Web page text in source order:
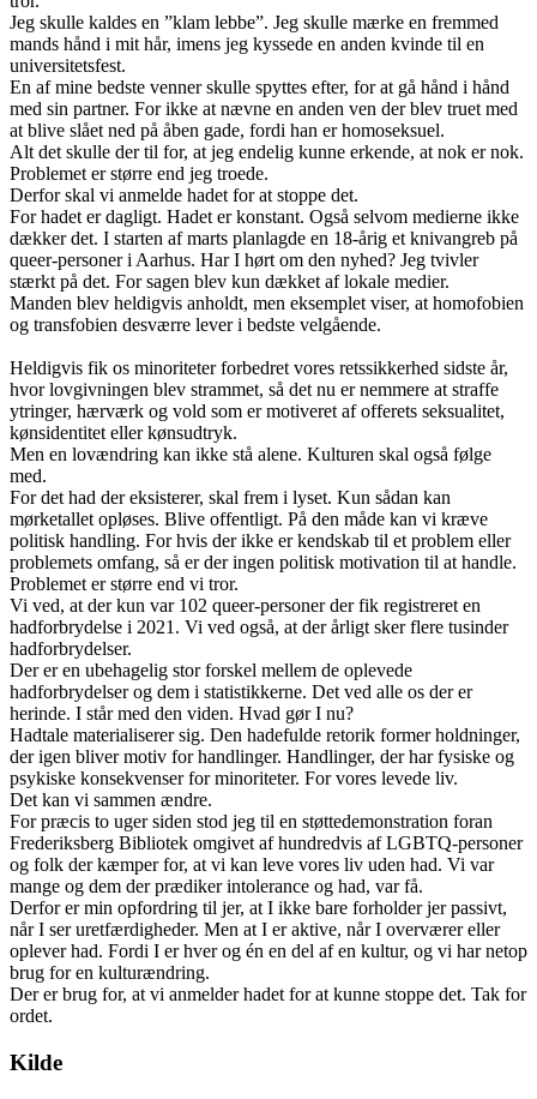
Jeg skulle kaldes en ”klam lebbe”. Jeg skulle mærke en fremmed
mands hånd i mit hår, imens jeg kyssede en anden kvinde til en
universitetsfest.
En af mine bedste venner skulle spyttes efter, for at gå hånd i hånd
med sin partner. For ikke at nævne en anden ven der blev truet med
at blive slået ned på åben gade, fordi han er homoseksuel.
Alt det skulle der til for, at jeg endelig kunne erkende, at nok er nok.
Problemet er større end jeg troede.
Derfor skal vi anmelde hadet for at stoppe det.
For hadet er dagligt. Hadet er konstant. Også selvom medierne ikke
dækker det. I starten af marts planlagde en 18-årig et knivangreb på
queer-personer i Aarhus. Har I hørt om den nyhed? Jeg tvivler
stærkt på det. For sagen blev kun dækket af lokale medier.
Manden blev heldigvis anholdt, men eksemplet viser, at homofobien
og transfobien desværre lever i bedste velgående.
Heldigvis fik os minoriteter forbedret vores retssikkerhed sidste år,
hvor lovgivningen blev strammet, så det nu er nemmere at straffe
ytringer, hærværk og vold som er motiveret af offerets seksualitet,
kønsidentitet eller kønsudtryk.
Men en lovændring kan ikke stå alene. Kulturen skal også følge
med.
For det had der eksisterer, skal frem i lyset. Kun sådan kan
mørketallet opløses. Blive offentligt. På den måde kan vi kræve
politisk handling. For hvis der ikke er kendskab til et problem eller
problemets omfang, så er der ingen politisk motivation til at handle.
Problemet er større end vi tror.
Vi ved, at der kun var 102 queer-personer der fik registreret en
hadforbrydelse i 2021. Vi ved også, at der årligt sker flere tusinder
hadforbrydelser.
Der er en ubehagelig stor forskel mellem de oplevede
hadforbrydelser og dem i statistikkerne. Det ved alle os der er
herinde. I står med den viden. Hvad gør I nu?
Hadtale materialiserer sig. Den hadefulde retorik former holdninger,
der igen bliver motiv for handlinger. Handlinger, der har fysiske og
psykiske konsekvenser for minoriteter. For vores levede liv.
Det kan vi sammen ændre.
For præcis to uger siden stod jeg til en støttedemonstration foran
Frederiksberg Bibliotek omgivet af hundredvis af LGBTQ-personer
og folk der kæmper for, at vi kan leve vores liv uden had. Vi var
mange og dem der prædiker intolerance og had, var få.
Derfor er min opfordring til jer, at I ikke bare forholder jer passivt,
når I ser uretfærdigheder. Men at I er aktive, når I overværer eller
oplever had. Fordi I er hver og én en del af en kultur, og vi har netop
brug for en kulturændring.
Der er brug for, at vi anmelder hadet for at kunne stoppe det. Tak for
ordet.
Kilde